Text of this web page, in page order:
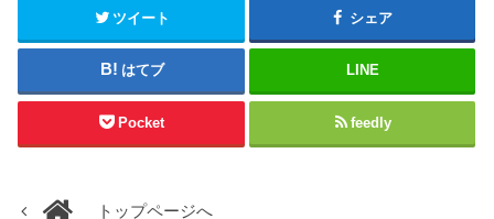
ツイート シェア
はてブ LINE
Pocket feedly
トップページへ